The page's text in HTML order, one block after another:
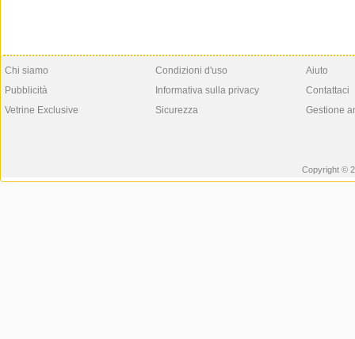
Chi siamo
Pubblicità
Vetrine Exclusive
Condizioni d'uso
Informativa sulla privacy
Sicurezza
Aiuto
Contattaci
Gestione
Copyright ©